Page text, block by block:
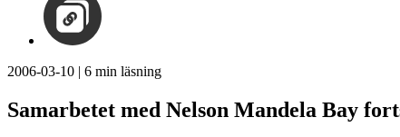
2006-03-10 | 6 min läsning
Samarbetet med Nelson Mandela Bay